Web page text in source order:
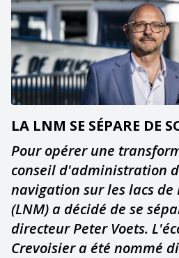
LA LNM SE SÉPARE DE
Pour opérer une
conseil d'administration
navigation sur les lacs
(LNM) a décidé de se
directeur Peter Voets.
Crevoisier a été nommé